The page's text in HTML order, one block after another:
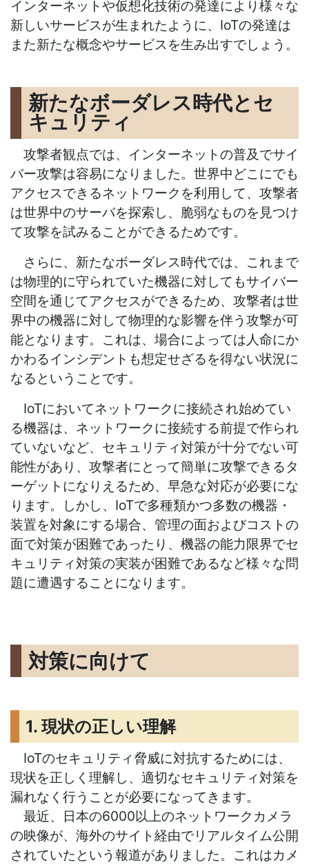
インターネットや仮想化技術の発達により様々な
新しいサービスが生まれたように、IoTの発達は
また新たな概念やサービスを生み出すでしょう。
新たなボーダレス時代とセ
キュリティ
攻撃者観点では、 インターネットの普及でサイ
バー攻撃は容易になりました。世界中どこにでも
アクセスできるネットワークを利用して、攻撃者
は世界中のサーバを探索し、脆弱なものを見つけ
て攻撃を試みることができるためです。
さらに、新たなボーダレス時代では、これまで
は物理的に守られていた機器に対してもサイバー
空間を通じてアクセスができるため、攻撃者は世
界中の機器に対して物理的な影響を伴う攻撃が可
能となります。これは、場合によっては人命にか
かわるインシデントも想定せざるを得ない状況に
なるということです。
IoTにおいてネットワークに接続され始めてい
る機器は、ネットワークに接続する前提で作られ
ていないなど、セキュリティ対策が十分でない可
能性があり、攻撃者にとって簡単に攻撃できるタ
ーゲットになりえるため、早急な対応が必要にな
ります。しかし、IoTで多種類かつ多数の機器・
装置を対象にする場合、管理の面およびコストの
面で対策が困難であったり、機器の能力限界でセ
キュリティ対策の実装が困難であるなど様々な問
題に遭遇することになります。
対策に向けて
1. 現状の正しい理解
IoTのセキュリティ脅威に対抗するためには、
現状を正しく理解し、適切なセキュリティ対策を
漏れなく行うことが必要になってきます。
最近、日本の6000以上のネットワークカメラ
の映像が、海外のサイト経由でリアルタイム公開
されていたという報道がありました。これはカメ